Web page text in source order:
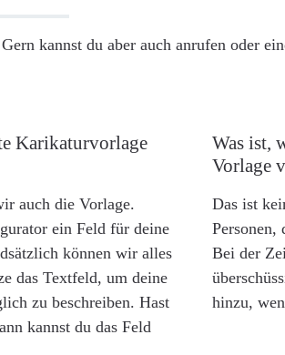
kannst du aber auch anrufen oder
Karikaturvorlage
auch die Vorlage.
ein Feld für deine
können wir alles
das Textfeld, um deine
zu beschreiben. Hast
kannst du das Feld
Was ist,
Vorlage
Das ist
Personen,
Bei der
hinzu,